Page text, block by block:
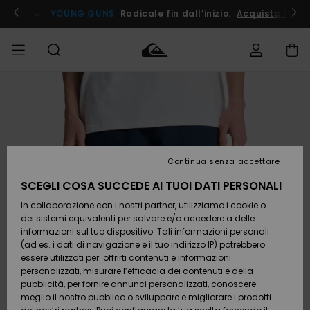
informazioni
prodotto
! YOUNG GUNS Radicale fin dall’inizio. Acquista Ora
Accessori
Calzature
e
infradito
Surf /
Acqua
BAMBINO
Accessori
Calzature
e
infradito
Surf /
Acqua
Nuovi
Da
Scoprire
Snow
SURF
Highlights
Comunità
SNOW
Shop
Snow
Shop
Donna
OUTLET
Outlet
Donna
Pagamento
Buono regalo
Quiksilver
Freedom
SCEGLI COSA SUCCEDE AI TUOI DATI PERSONALI
In collaborazione con i nostri partner, utilizziamo i cookie o
dei sistemi equivalenti per salvare e/o accedere a delle
informazioni sul tuo dispositivo. Tali informazioni personali
(ad es. i dati di navigazione e il tuo indirizzo IP) potrebbero
essere utilizzati per: offrirti contenuti e informazioni
personalizzati, misurare l’efficacia dei contenuti e della
pubblicità, per fornire annunci personalizzati, conoscere
meglio il nostro pubblico o sviluppare e migliorare i prodotti
Continua senza accettare